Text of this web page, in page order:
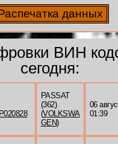
ВИН
сегодня:
PASSAT
(362)
(VOLKSWA
GEN)
06
01:39